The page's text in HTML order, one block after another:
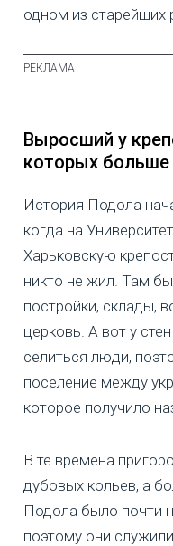
одном из старейших
Выросший у
которых больше
История Подола
когда на
Харьковскую
никто не жил. Там
постройки, склады,
церковь. А вот у
селиться люди,
поселение между
которое получило
В те времена
дубовых кольев, а
Подола было почти
поэтому они